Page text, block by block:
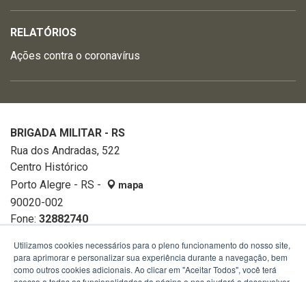
RELATÓRIOS
Ações contra o coronavírus
BRIGADA MILITAR - RS
Rua dos Andradas, 522
Centro Histórico
Porto Alegre - RS -
mapa
90020-002
Fone: 32882740
Utilizamos cookies necessários para o pleno funcionamento do nosso site,
para aprimorar e personalizar sua experiência durante a navegação, bem
como outros cookies adicionais. Ao clicar em "Aceitar Todos", você terá